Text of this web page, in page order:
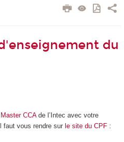
du
Master CCAde l’Intec avec votre
faut vous rendre sur le site du CPF: